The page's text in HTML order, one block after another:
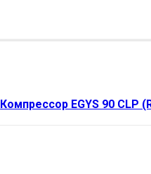
Компрессор EGYS 90 CLP